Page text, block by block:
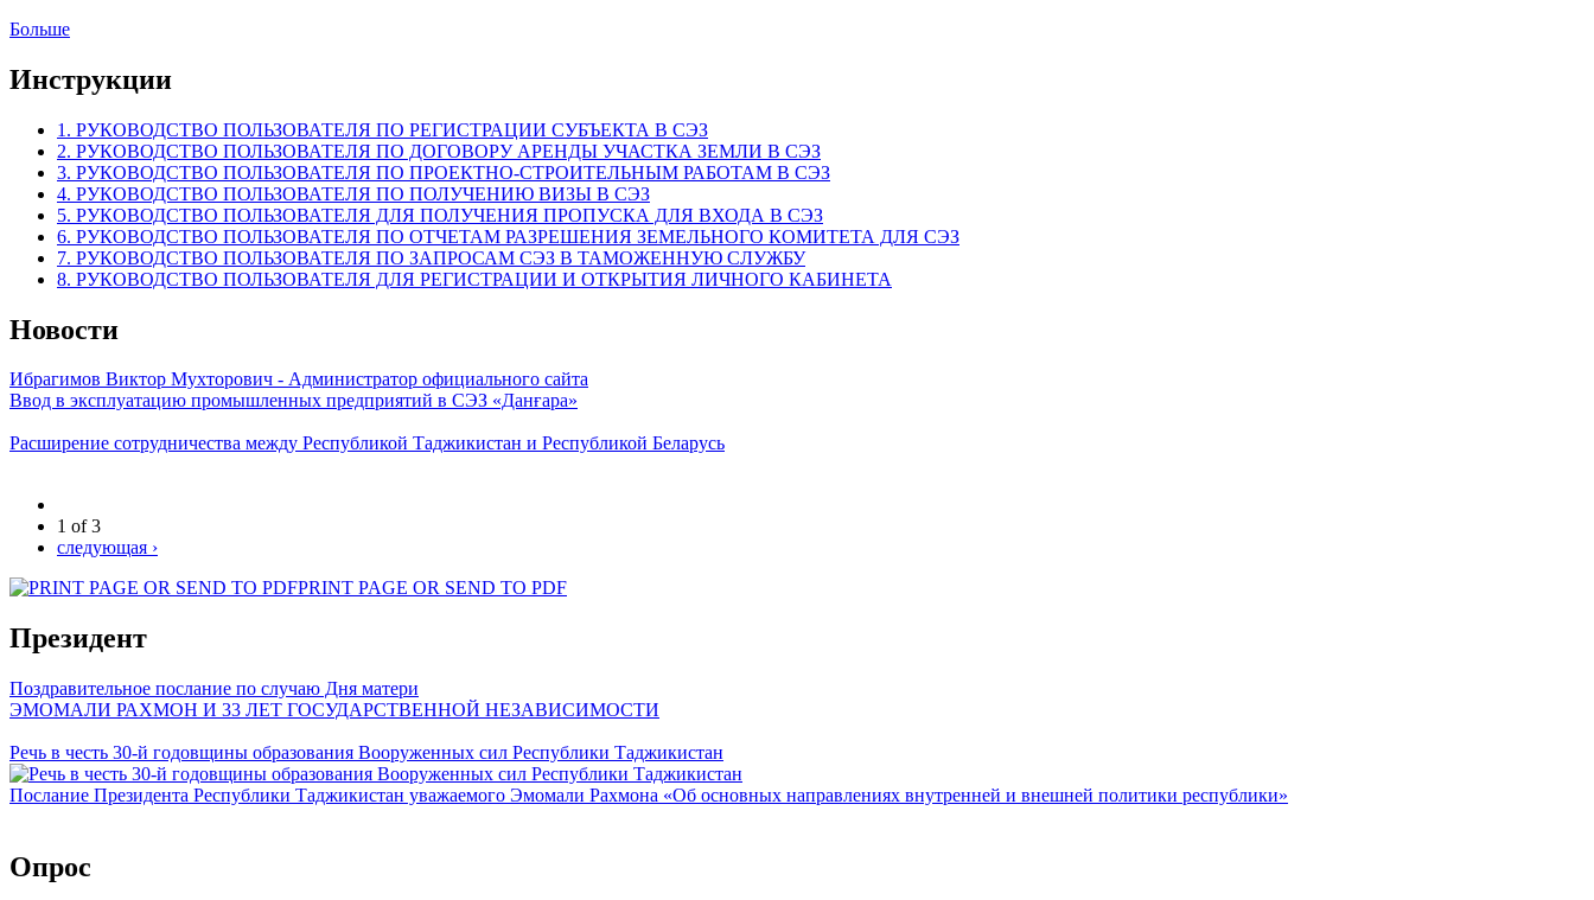
Больше
Инструкции
1. РУКОВОДСТВО ПОЛЬЗОВАТЕЛЯ ПО РЕГИСТРАЦИИ СУБЪЕКТА В СЭЗ
2. РУКОВОДСТВО ПОЛЬЗОВАТЕЛЯ ПО ДОГОВОРУ АРЕНДЫ УЧАСТКА ЗЕМЛИ В СЭЗ
3. РУКОВОДСТВО ПОЛЬЗОВАТЕЛЯ ПО ПРОЕКТНО-СТРОИТЕЛЬНЫМ РАБОТАМ В СЭЗ
4. РУКОВОДСТВО ПОЛЬЗОВАТЕЛЯ ПО ПОЛУЧЕНИЮ ВИЗЫ В СЭЗ
5. РУКОВОДСТВО ПОЛЬЗОВАТЕЛЯ ДЛЯ ПОЛУЧЕНИЯ ПРОПУСКА ДЛЯ ВХОДА В СЭЗ
6. РУКОВОДСТВО ПОЛЬЗОВАТЕЛЯ ПО ОТЧЕТАМ РАЗРЕШЕНИЯ ЗЕМЕЛЬНОГО КОМИТЕТА ДЛЯ СЭЗ
7. РУКОВОДСТВО ПОЛЬЗОВАТЕЛЯ ПО ЗАПРОСАМ СЭЗ В ТАМОЖЕННУЮ СЛУЖБУ
8. РУКОВОДСТВО ПОЛЬЗОВАТЕЛЯ ДЛЯ РЕГИСТРАЦИИ И ОТКРЫТИЯ ЛИЧНОГО КАБИНЕТА
Новости
Ибрагимов Виктор Мухторович - Администратор официального сайта
Ввод в эксплуатацию промышленных предприятий в СЭЗ «Данғара»
Расширение сотрудничества между Республикой Таджикистан и Республикой Беларусь
1 of 3
следующая ›
PRINT PAGE OR SEND TO PDF
Президент
Поздравительное послание по случаю Дня матери
ЭМОМАЛИ РАХМОН И 33 ЛЕТ ГОСУДАРСТВЕННОЙ НЕЗАВИСИМОСТИ
Речь в честь 30-й годовщины образования Вооруженных сил Республики Таджикистан
Послание Президента Республики Таджикистан уважаемого Эмомали Рахмона «Об основных направлениях внутренней и внешней политики республики»
Опрос